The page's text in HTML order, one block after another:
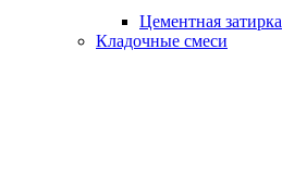
Цементная затирка
Кладочные смеси